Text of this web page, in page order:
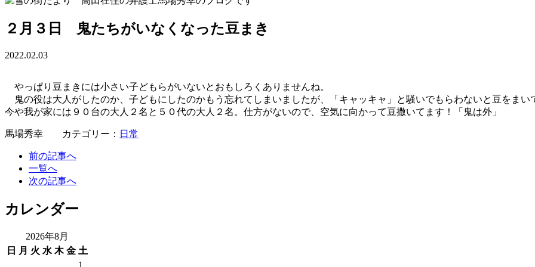
２月３日 鬼たちがいなくなった豆まき
2022.02.03
やっぱり豆まきには小さい子どもらがいないとおもしろくありませんね。
鬼の役は大人がしたのか、子どもにしたのかもう忘れてしまいましたが、「キャッキャ」と騒いでもらわないと豆をまい
今や我が家には９０台の大人２名と５０代の大人２名。仕方がないので、空気に向かって豆撒いてます！「鬼は外」
馬場秀幸 カテゴリー： 日常
前の記事へ
一覧へ
次の記事へ
カレンダー
2026年8月
日
月 火 水 木 金 土
1